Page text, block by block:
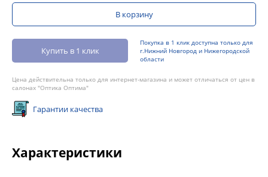
В корзину
Купить в 1 клик
Покупка в 1 клик доступна только для
г.Нижний Новгород и Нижегородской
области
Цена действительна только для интернет-магазина и может отличаться от цен в
салонах "Оптика Оптима"
Гарантии качества
Характеристики